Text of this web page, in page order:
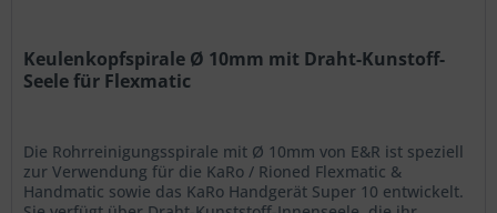
Keulenkopfspirale Ø 10mm mit Draht-Kunstoff-
Seele für Flexmatic
Die Rohrreinigungsspirale mit Ø 10mm von E&R ist speziell
zur Verwendung für die KaRo / Rioned Flexmatic &
Handmatic sowie das KaRo Handgerät Super 10 entwickelt.